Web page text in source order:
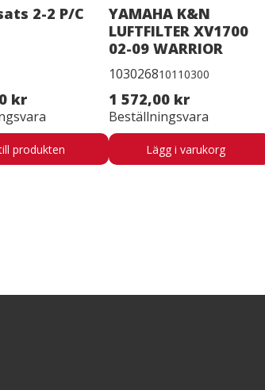
2-2 P/C
kr
produkten
YAMAHA K&N
LUFTFILTER XV1700
02-09 WARRIOR
103026810110300
1 572,00 kr
Beställningsvara
Lägg i varukorg